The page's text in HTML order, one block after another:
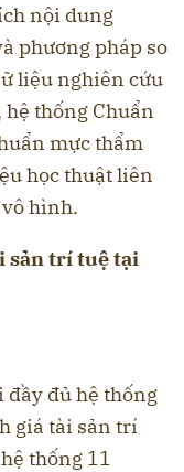
nội dung
phương pháp so
liệu nghiên cứu
thống Chuẩn
mực thẩm
học thuật liên
hình.
sản trí tuệ tại
đầy đủ hệ thống
giá tài sản trí
thống 11